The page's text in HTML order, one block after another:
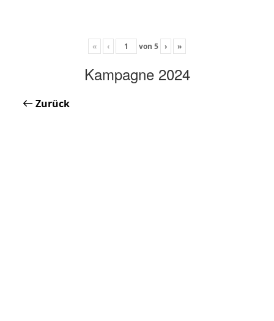
« ‹ von 5 › »
Kampagne 2024
Zurück